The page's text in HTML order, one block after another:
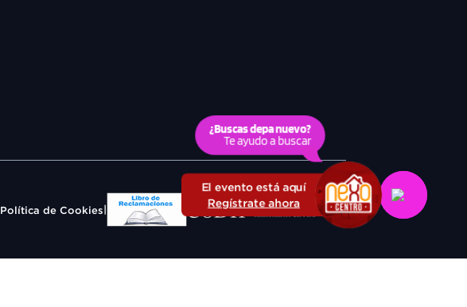
El evento está aquí
Regístrate ahora
Política de Cookies|
¿Buscas depa nuevo?
Te ayudo a buscar